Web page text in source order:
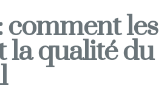
comment les
la qualité du